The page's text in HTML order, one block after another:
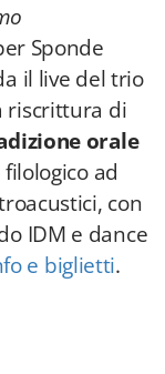
Sponde
il live del trio
riscrittura di
orale
ad
con
IDM e dance
e biglietti.